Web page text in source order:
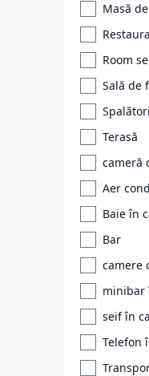
Masă
Room
Sală de
Terasă
cameră
Aer
Baie în
Bar
camere
minibar
seif în
Telefon